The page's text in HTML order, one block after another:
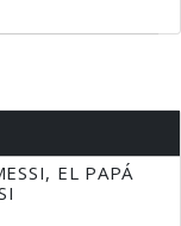
EL PAPÁ